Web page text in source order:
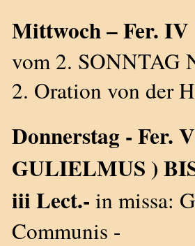
Mittwoch – Fer.
vom 2. SONNTAG
2. Oration von der
Donnerstag - Fer.
GULIELMUS )
iii Lect.- in missa:
Communis -